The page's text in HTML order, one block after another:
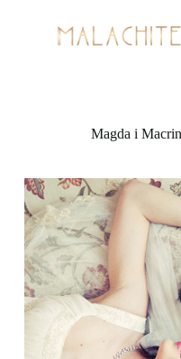
Magda i